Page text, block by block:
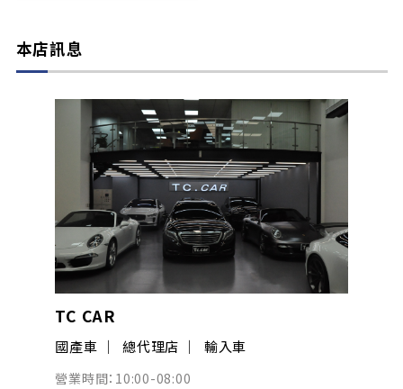
本店訊息
TC CAR
國產車 總代理店 輸入車
營業時間：10:00-08:00